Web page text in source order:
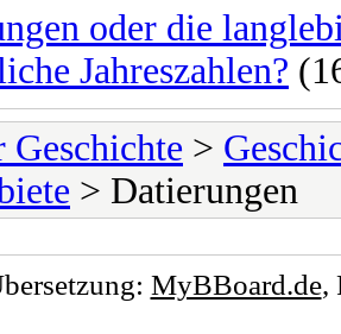
oder die
Jahreszahlen?
>
> Datierungen
MyBBoard.de,